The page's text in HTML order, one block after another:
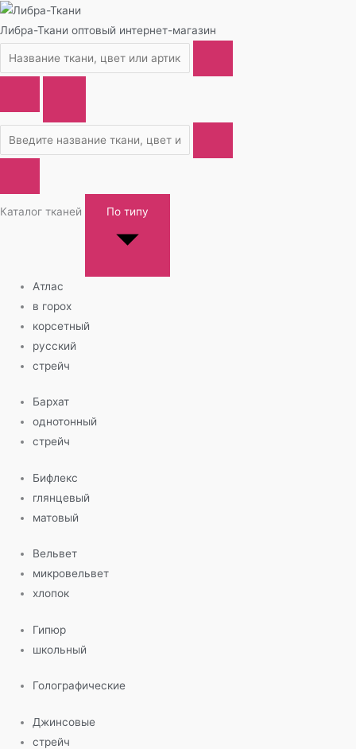
Либра-Ткани оптовый интернет-магазин
Каталог тканей По типу
Атлас
в горох
корсетный
русский
стрейч
Бархат
однотонный
стрейч
Бифлекс
глянцевый
матовый
Вельвет
микровельвет
хлопок
Гипюр
школьный
Голографические
Джинсовые
стрейч